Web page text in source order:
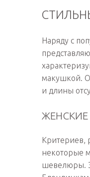
Наряду с
макушкой.
и длины
Критериев,
некоторые
шевелюры.